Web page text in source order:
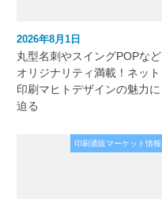
2026年8月1日
丸型名刺やスイングPOPなど
オリジナリティ満載！ネット
印刷マヒトデザインの魅力に
迫る
印刷通販マーケット情報